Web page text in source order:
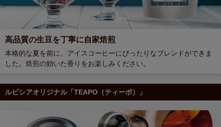
高品質の生豆を丁寧に自家焙煎
本格的な夏を前に、アイスコーヒーにぴったりなブレンドができま
した。焙煎の効いた香りをお楽しみください。
ルピシアオリジナル「TEAPO（ティーポ）」